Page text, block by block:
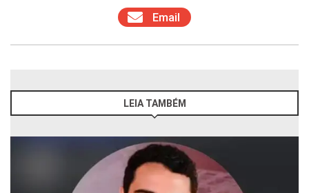
Email
LEIA TAMBÉM